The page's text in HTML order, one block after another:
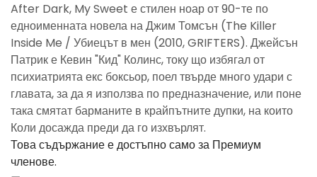
After Dark, My Sweet е стилен ноар от 90-те по
едноименната новела на Джим Томсън (The Killer
Inside Me / Убиецът в мен (2010, GRIFTERS). Джейсън
Патрик е Кевин "Кид" Колинс, току що избягал от
психиатрията екс боксьор, поел твърде много удари с
главата, за да я използва по предназначение, или поне
така смятат барманите в крайпътните дупки, на които
Коли досажда преди да го изхвърлят.
Това съдържание е достъпно само за Премиум
членове.